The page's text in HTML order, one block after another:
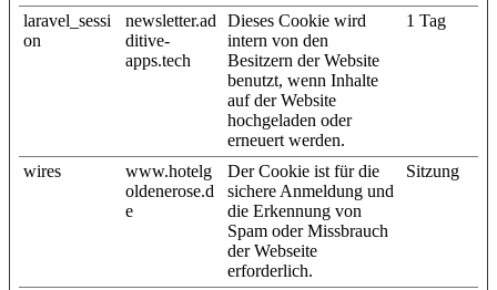
laravel_sessi
on
newsletter.ad
ditive-
apps.tech
Dieses Cookie wird
intern von den
Besitzern der Website
benutzt, wenn Inhalte
auf der Website
hochgeladen oder
erneuert werden.
1 Tag
wires
www.hotelg
oldenerose.d
e
Der Cookie ist für die
sichere Anmeldung und
die Erkennung von
Spam oder Missbrauch
der Webseite
erforderlich.
Sitzung